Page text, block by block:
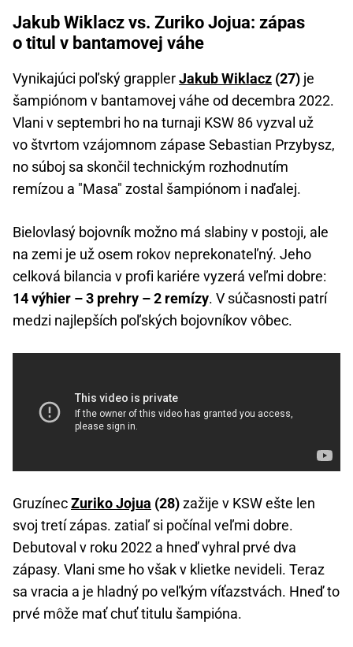
Jakub Wiklacz vs. Zuriko Jojua: zápas
o titul v bantamovej váhe
Vynikajúci poľský grapplerJakub Wiklacz (27) je
šampiónom v bantamovej váhe od decembra 2022.
Vlani v septembri ho na turnaji KSW 86 vyzval už
vo štvrtom vzájomnom zápase Sebastian Przybysz,
no súboj sa skončil technickým rozhodnutím
remízou a "Masa" zostal šampiónom i naďalej.
Bielovlasý bojovník možno má slabiny v postoji, ale
na zemi je už osem rokov neprekonateľný. Jeho
celková bilancia v profi kariére vyzerá veľmi dobre:
14 výhier – 3 prehry – 2 remízy. V súčasnosti patrí
medzi najlepších poľských bojovníkov vôbec.
GruzínecZuriko Jojua (28)zažije v KSW ešte len
svoj tretí zápas. zatiaľ si počínal veľmi dobre.
Debutoval v roku 2022 a hneď vyhral prvé dva
zápasy. Vlani sme ho však v klietke nevideli. Teraz
sa vracia a je hladný po veľkým víťazstvách. Hneď to
prvé môže mať chuť titulu šampióna.